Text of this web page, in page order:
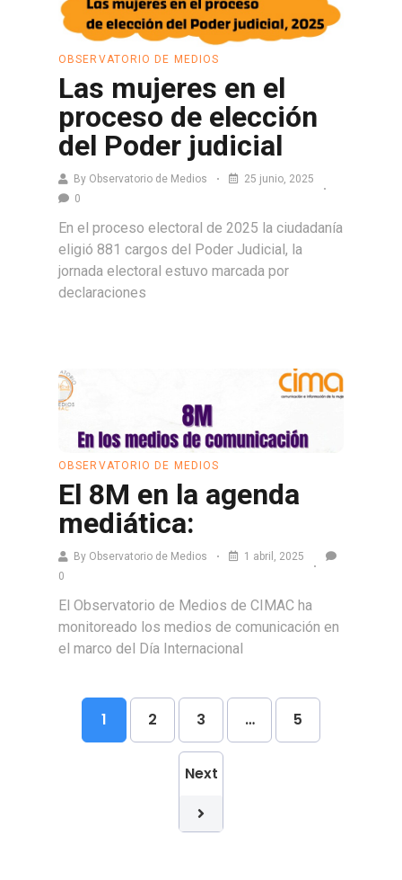
OBSERVATORIO DE MEDIOS
Las mujeres en el
proceso de elección
del Poder judicial
By Observatorio de Medios
25 junio, 2025
0
En el proceso electoral de 2025 la ciudadanía
eligió 881 cargos del Poder Judicial, la
jornada electoral estuvo marcada por
declaraciones
OBSERVATORIO DE MEDIOS
El 8M en la agenda
mediática:
By Observatorio de Medios
1 abril, 2025
0
El Observatorio de Medios de CIMAC ha
monitoreado los medios de comunicación en
el marco del Día Internacional
1 2 3 … 5
Next